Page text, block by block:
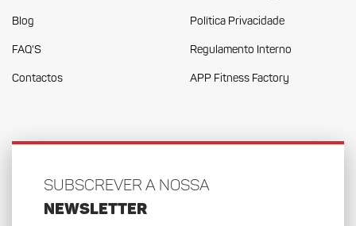
Blog
FAQ'S
Contactos
Política Privacidade
Regulamento Interno
APP Fitness Factory
SUBSCREVER A NOSSA
NEWSLETTER